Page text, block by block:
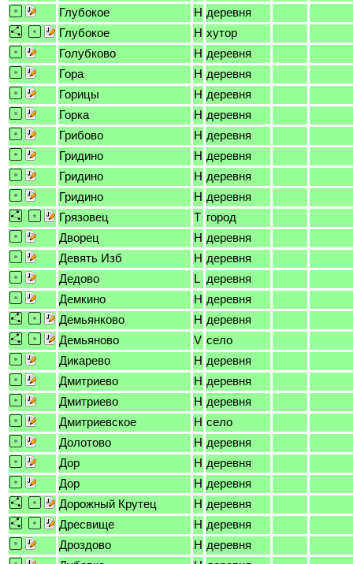
Глубокое
H деревня
Глубокое
H хутор
Голубково
H деревня
Гора
H деревня
Горицы
H деревня
Горка
H деревня
Грибово
H деревня
Гридино
H деревня
Гридино
H деревня
Гридино
H деревня
Грязовец
T город
Дворец
H деревня
Девять Изб
H деревня
Дедово
L деревня
Демкино
H деревня
Демьянково
H деревня
Демьяново
V село
Дикарево
H деревня
Дмитриево
H деревня
Дмитриево
H деревня
Дмитриевское
H село
Долотово
H деревня
Дор
H деревня
Дор
H деревня
Дорожный Крутец
H деревня
Дресвище
H деревня
Дроздово
H деревня